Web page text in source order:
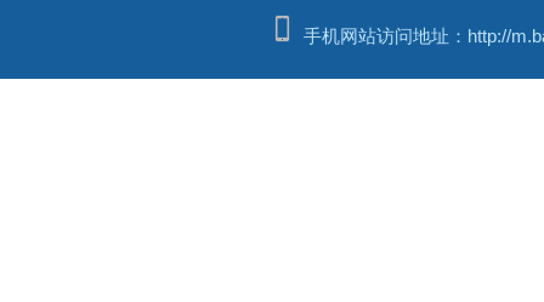
手机网站访问地址：http://